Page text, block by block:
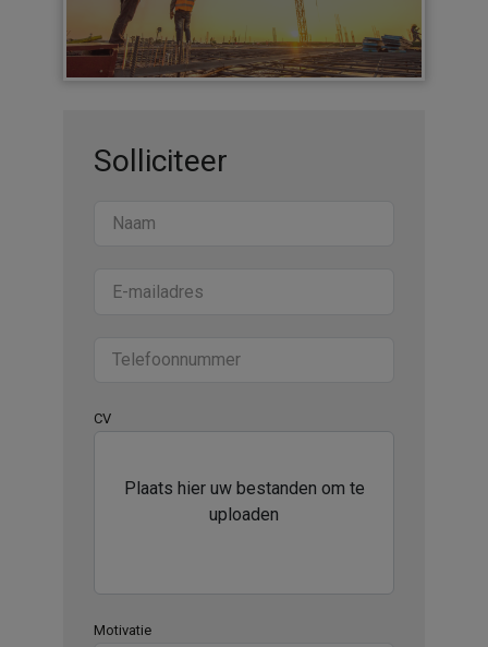
Solliciteer
CV
Plaats hier uw bestanden om te
uploaden
Motivatie